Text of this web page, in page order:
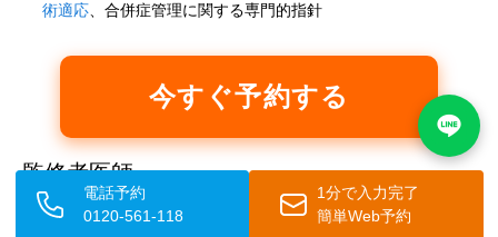
術適応、合併症管理に関する専門的指針
今すぐ予約する
監修者医師
電話予約
0120-561-118
1分で入力完了
簡単Web予約